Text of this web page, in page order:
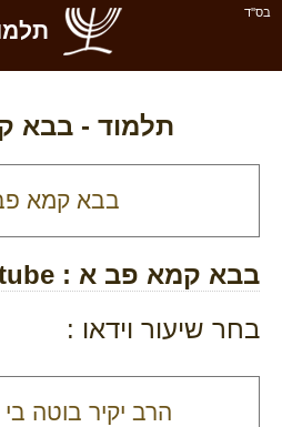
בס''ד
תלמוד - בבא
בבא קמא פב א : Youtube
בחר שיעור וידאו :